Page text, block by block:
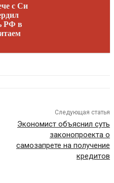
с Си
РФ в
Следующая статья
Экономист объяснил суть
законопроекта о
самозапрете на получение
кредитов